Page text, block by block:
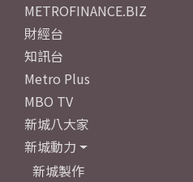
METROFINANCE.BIZ
財經台
知訊台
Metro Plus
MBO TV
新城八大家
新城動力
新城製作